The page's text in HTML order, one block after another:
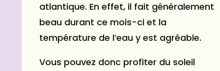
atlantique. En effet, il fait généralement
beau durant ce mois-ci et la
température de l’eau y est agréable.
Vous pouvez donc profiter du soleil